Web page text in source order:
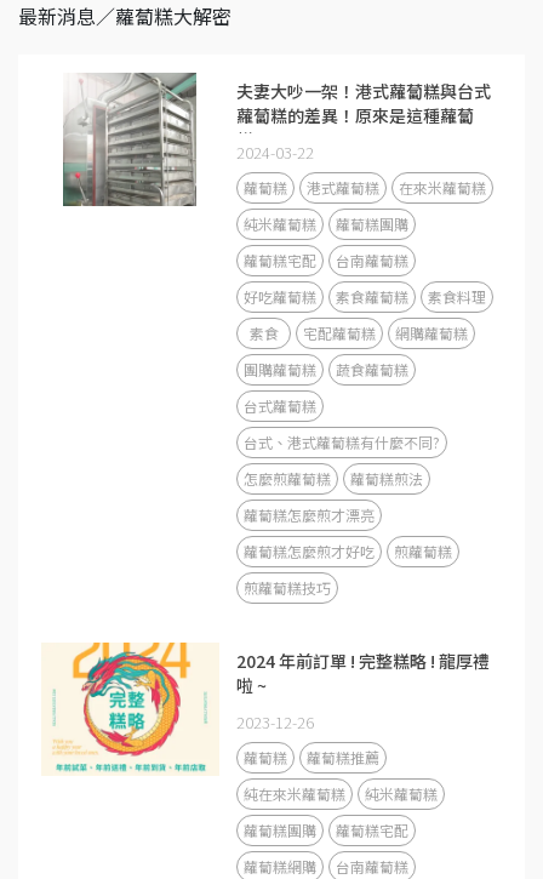
最新消息／蘿蔔糕大解密
夫妻大吵一架！港式蘿蔔糕與台式
蘿蔔糕的差異！原來是這種蘿蔔
糕！
2024-03-22
蘿蔔糕 港式蘿蔔糕
在來米蘿蔔糕
純米蘿蔔糕
蘿蔔糕團購
蘿蔔糕宅配
台南蘿蔔糕
好吃蘿蔔糕
素食蘿蔔糕
素食料理
素食
宅配蘿蔔糕
網購蘿蔔糕
團購蘿蔔糕
蔬食蘿蔔糕
台式蘿蔔糕
台式、港式蘿蔔糕有什麼不同?
怎麼煎蘿蔔糕
蘿蔔糕煎法
蘿蔔糕怎麼煎才漂亮
蘿蔔糕怎麼煎才好吃
煎蘿蔔糕
煎蘿蔔糕技巧
2024 年前訂單​ ! 完整糕略 ! 龍厚禮
啦 ~
2023-12-26
蘿蔔糕
蘿蔔糕推薦
純在來米蘿蔔糕
純米蘿蔔糕
蘿蔔糕團購
蘿蔔糕宅配
蘿蔔糕網購
台南蘿蔔糕